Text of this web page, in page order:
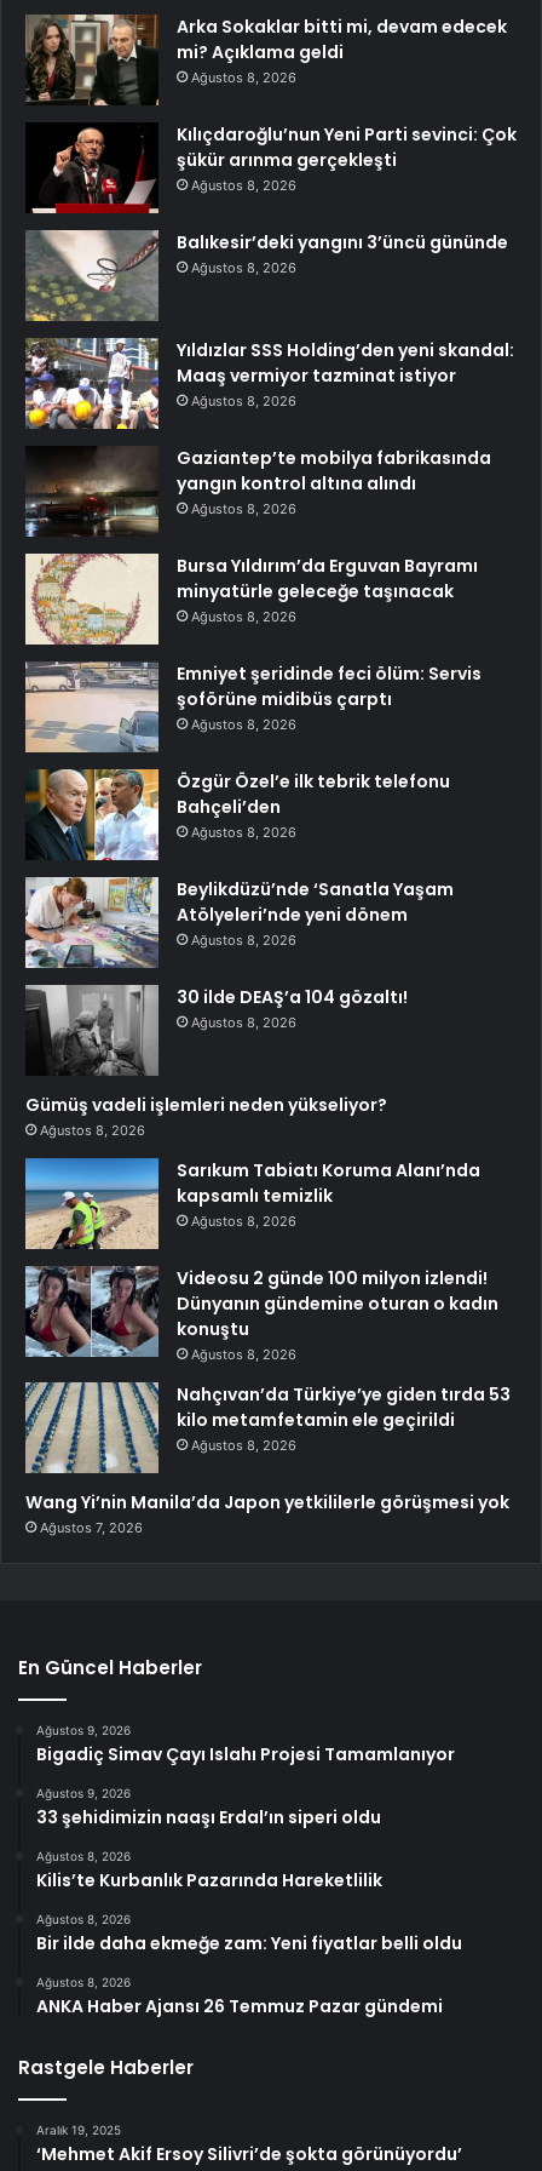
Arka Sokaklar bitti mi, devam edecek
mi? Açıklama geldi
Ağustos 8, 2026
Kılıçdaroğlu’nun Yeni Parti sevinci: Çok
şükür arınma gerçekleşti
Ağustos 8, 2026
Balıkesir’deki yangını 3’üncü gününde
Ağustos 8, 2026
Yıldızlar SSS Holding’den yeni skandal:
Maaş vermiyor tazminat istiyor
Ağustos 8, 2026
Gaziantep’te mobilya fabrikasında
yangın kontrol altına alındı
Ağustos 8, 2026
Bursa Yıldırım’da Erguvan Bayramı
minyatürle geleceğe taşınacak
Ağustos 8, 2026
Emniyet şeridinde feci ölüm: Servis
şoförüne midibüs çarptı
Ağustos 8, 2026
Özgür Özel’e ilk tebrik telefonu
Bahçeli’den
Ağustos 8, 2026
Beylikdüzü’nde ‘Sanatla Yaşam
Atölyeleri’nde yeni dönem
Ağustos 8, 2026
30 ilde DEAŞ’a 104 gözaltı!
Ağustos 8, 2026
Gümüş vadeli işlemleri neden yükseliyor?
Ağustos 8, 2026
Sarıkum Tabiatı Koruma Alanı’nda
kapsamlı temizlik
Ağustos 8, 2026
Videosu 2 günde 100 milyon izlendi!
Dünyanın gündemine oturan o kadın
konuştu
Ağustos 8, 2026
Nahçıvan’da Türkiye’ye giden tırda 53
kilo metamfetamin ele geçirildi
Ağustos 8, 2026
Wang Yi’nin Manila’da Japon yetkililerle görüşmesi yok
Ağustos 7, 2026
En Güncel Haberler
Ağustos 9, 2026
Bigadiç Simav Çayı Islahı Projesi Tamamlanıyor
Ağustos 9, 2026
33 şehidimizin naaşı Erdal’ın siperi oldu
Ağustos 8, 2026
Kilis’te Kurbanlık Pazarında Hareketlilik
Ağustos 8, 2026
Bir ilde daha ekmeğe zam: Yeni fiyatlar belli oldu
Ağustos 8, 2026
ANKA Haber Ajansı 26 Temmuz Pazar gündemi
Rastgele Haberler
Aralık 19, 2025
‘Mehmet Akif Ersoy Silivri’de şokta görünüyordu’